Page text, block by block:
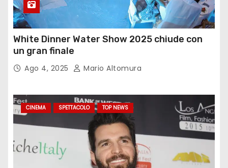
White Dinner Water Show 2025 chiude con
un gran finale
Ago 4, 2025 Mario Altomura
CINEMA SPETTACOLO TOP NEWS